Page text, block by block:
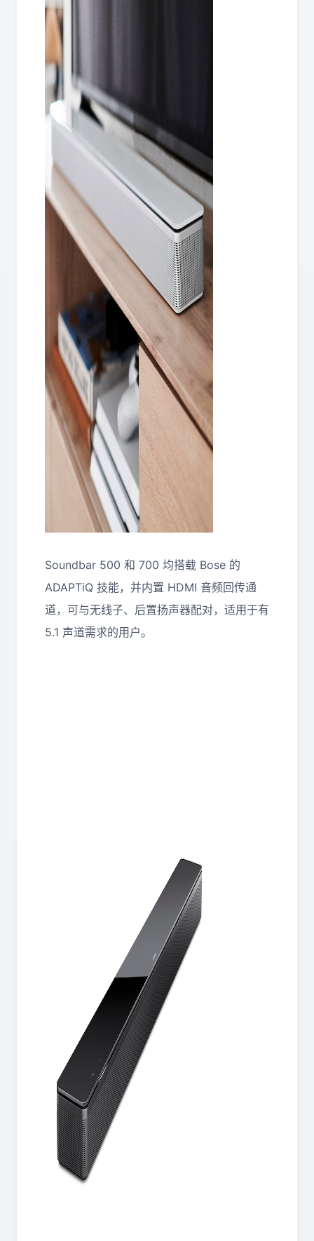
Soundbar 500 和 700 均搭载 Bose 的
ADAPTiQ 技能，并内置 HDMI 音频回传通
道，可与无线子、后置扬声器配对，适用于有
5.1 声道需求的用户。